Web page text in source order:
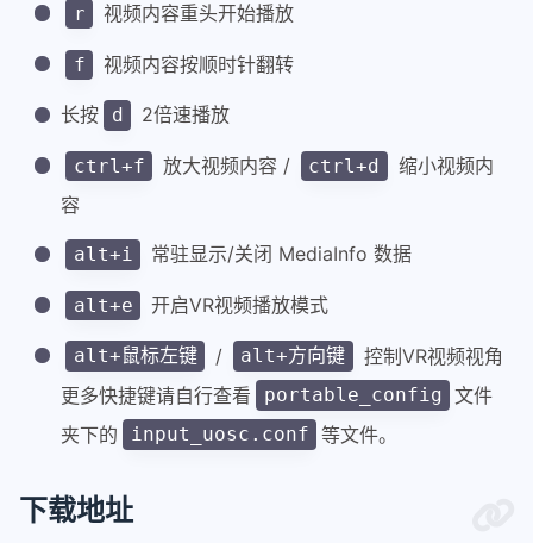
r 视频内容重头开始播放
f 视频内容按顺时针翻转
长按 d 2倍速播放
ctrl+f 放大视频内容 / ctrl+d
缩小视频内
容
alt+i 常驻显示/关闭 MediaInfo 数据
alt+e 开启VR视频播放模式
alt+鼠标左键 / alt+方向键
控制VR视频视角
更多快捷键请自行查看
portable_config 文件
夹下的
input_uosc.conf 等文件。
下载地址